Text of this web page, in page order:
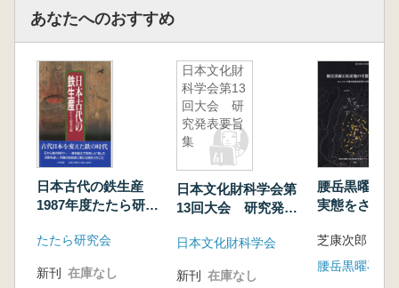
あなたへのおすすめ
日本古代の鉄生産
1987年度たたら研究
たたら研究会
新刊 在庫なし
日本文化財
科学会第13
回大会 研
究発表要旨
集
日本文化財科学会第
13回大会 研究発表
日本文化財科学会
新刊 在庫なし
腰岳黒曜石
実態をさぐ
報告会資料集
芝康次郎 編